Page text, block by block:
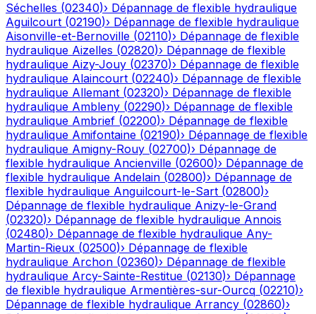
Séchelles (02340)› Dépannage de flexible hydraulique
Aguilcourt (02190)› Dépannage de flexible hydraulique
Aisonville-et-Bernoville (02110)› Dépannage de flexible
hydraulique Aizelles (02820)› Dépannage de flexible
hydraulique Aizy-Jouy (02370)› Dépannage de flexible
hydraulique Alaincourt (02240)› Dépannage de flexible
hydraulique Allemant (02320)› Dépannage de flexible
hydraulique Ambleny (02290)› Dépannage de flexible
hydraulique Ambrief (02200)› Dépannage de flexible
hydraulique Amifontaine (02190)› Dépannage de flexible
hydraulique Amigny-Rouy (02700)› Dépannage de
flexible hydraulique Ancienville (02600)› Dépannage de
flexible hydraulique Andelain (02800)› Dépannage de
flexible hydraulique Anguilcourt-le-Sart (02800)›
Dépannage de flexible hydraulique Anizy-le-Grand
(02320)› Dépannage de flexible hydraulique Annois
(02480)› Dépannage de flexible hydraulique Any-
Martin-Rieux (02500)› Dépannage de flexible
hydraulique Archon (02360)› Dépannage de flexible
hydraulique Arcy-Sainte-Restitue (02130)› Dépannage
de flexible hydraulique Armentières-sur-Ourcq (02210)›
Dépannage de flexible hydraulique Arrancy (02860)›